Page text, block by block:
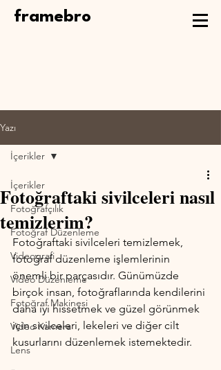
framebro
Yazı
İçerikler
Fotoğrafçılık
Fotoğraf Düzenleme
Videografi
Video Düzenleme
Fotoğraf Makinesi
Video Kamera
Lens
İçerikler
Fotoğraftaki sivilceleri nasıl
temizlerim?
Fotoğraftaki sivilceleri temizlemek,
fotoğraf düzenleme işlemlerinin
önemli bir parçasıdır. Günümüzde
birçok insan, fotoğraflarında kendilerini
daha iyi hissetmek ve güzel görünmek
için sivilceleri, lekeleri ve diğer cilt
kusurlarını düzenlemek istemektedir.